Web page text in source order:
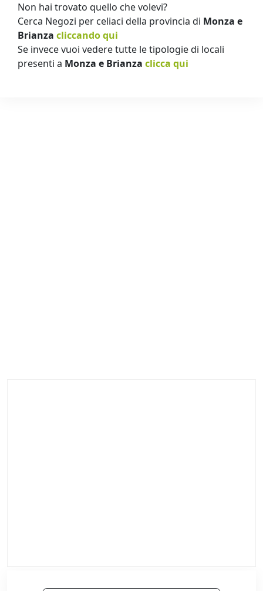
Non hai trovato quello che volevi?
Cerca Negozi per celiaci della provincia di Monza e
Brianza cliccando qui
Se invece vuoi vedere tutte le tipologie di locali
presenti a Monza e Brianza clicca qui